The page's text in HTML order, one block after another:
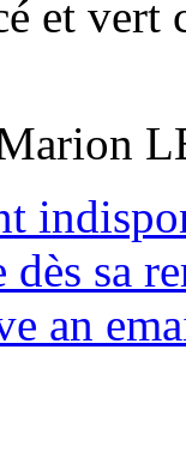
et vert
dès sa
an